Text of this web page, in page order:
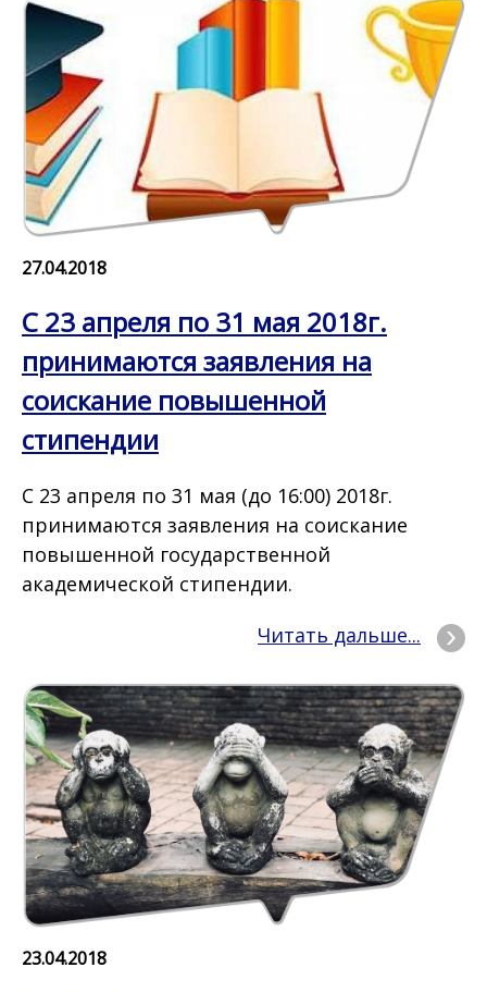
27.04.2018
С 23 апреля по 31 мая 2018г.
принимаются заявления на
соискание повышенной
стипендии
С 23 апреля по 31 мая (до 16:00) 2018г.
принимаются заявления на соискание
повышенной государственной
академической стипендии.
Читать дальше...
23.04.2018